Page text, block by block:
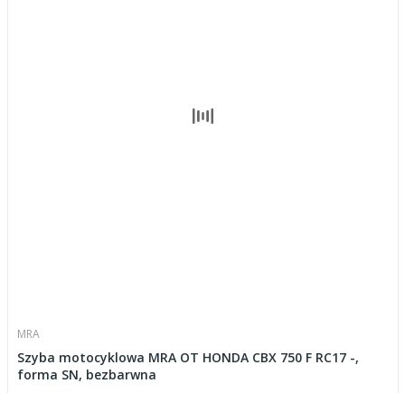
MRA
Szyba motocyklowa MRA OT HONDA CBX 750 F RC17 -,
forma SN, bezbarwna